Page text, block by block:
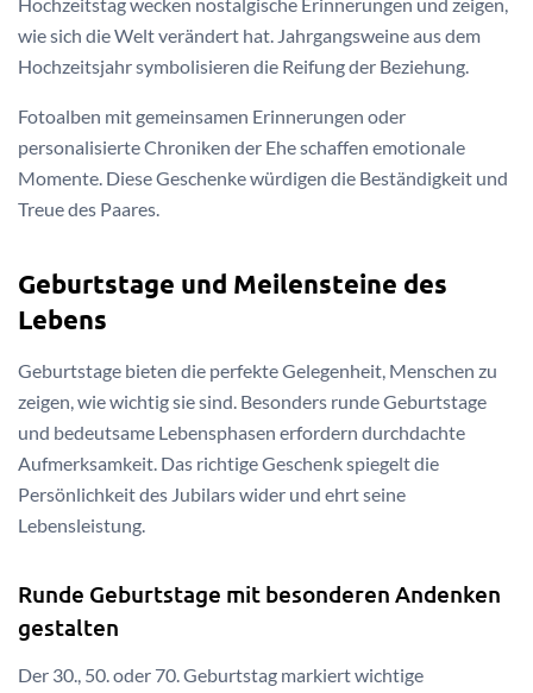
Hochzeitstag wecken nostalgische Erinnerungen und zeigen,
wie sich die Welt verändert hat. Jahrgangsweine aus dem
Hochzeitsjahr symbolisieren die Reifung der Beziehung.
Fotoalben mit gemeinsamen Erinnerungen oder
personalisierte Chroniken der Ehe schaffen emotionale
Momente. Diese Geschenke würdigen die Beständigkeit und
Treue des Paares.
Geburtstage und Meilensteine des
Lebens
Geburtstage bieten die perfekte Gelegenheit, Menschen zu
zeigen, wie wichtig sie sind. Besonders runde Geburtstage
und bedeutsame Lebensphasen erfordern durchdachte
Aufmerksamkeit. Das richtige Geschenk spiegelt die
Persönlichkeit des Jubilars wider und ehrt seine
Lebensleistung.
Runde Geburtstage mit besonderen Andenken
gestalten
Der 30., 50. oder 70. Geburtstag markiert wichtige